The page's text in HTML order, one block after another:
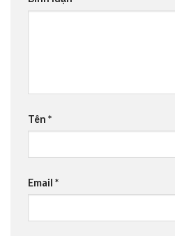
Tên *
Email *